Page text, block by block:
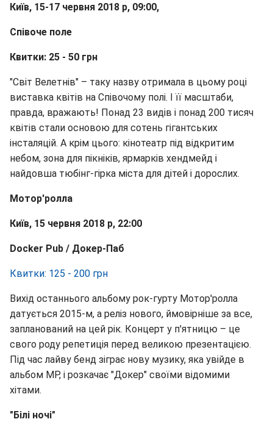
Київ, 15-17 червня 2018 р, 09:00,
Співоче поле
Квитки: 25 - 50 грн
"Світ Велетнів" – таку назву отримала в цьому році
виставка квітів на Співочому полі. І її масштаби,
правда, вражають! Понад 23 видів і понад 200 тисяч
квітів стали основою для сотень гігантських
інсталяцій. А крім цього: кінотеатр під відкритим
небом, зона для пікніків, ярмарків хендмейд і
найдовша тюбінг-гірка міста для дітей і дорослих.
Мотор'ролла
Київ, 15 червня 2018 р, 22:00
Docker Pub / Докер-Паб
Квитки: 125 - 200 грн
Вихід останнього альбому рок-гурту Мотор'ролла
датується 2015-м, а реліз нового, ймовірніше за все,
запланований на цей рік. Концерт у п'ятницю – це
свого роду репетиція перед великою презентацією.
Під час лайву бенд зіграє нову музику, яка увійде в
альбом МР, і розкачає "Докер" своїми відомими
хітами.
"Білі ночі"